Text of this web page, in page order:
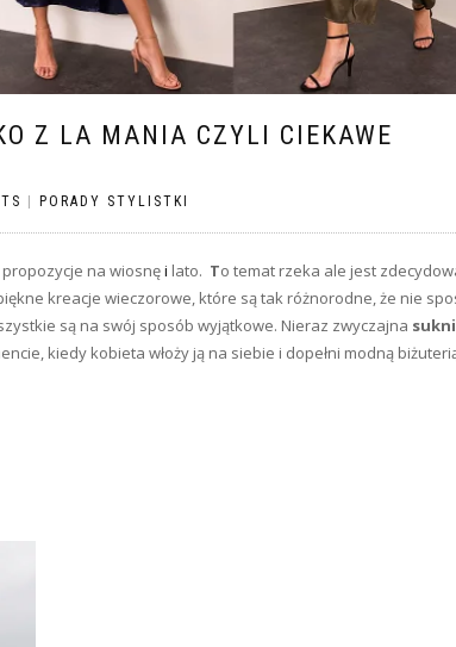
Z LA MANIA CZYLI CIEKAWE
PORADY STYLISTKI
na wiosnęi lato. To temat rzeka ale jest
kreacje wieczorowe, które są tak różnorodne, że nie
są na swój sposób wyjątkowe. Nieraz zwyczajna
kiedy kobieta włoży ją na siebie i dopełni modną